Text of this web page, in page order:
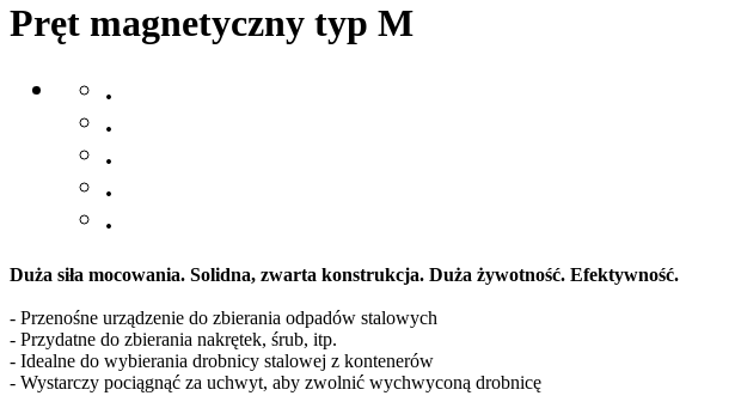
Pręt magnetyczny typ M
.
.
.
.
.
Duża siła mocowania. Solidna, zwarta konstrukcja. Duża żywotność. Efektywność.
- Przenośne urządzenie do zbierania odpadów stalowych
- Przydatne do zbierania nakrętek, śrub, itp.
- Idealne do wybierania drobnicy stalowej z kontenerów
- Wystarczy pociągnąć za uchwyt, aby zwolnić wychwyconą drobnicę